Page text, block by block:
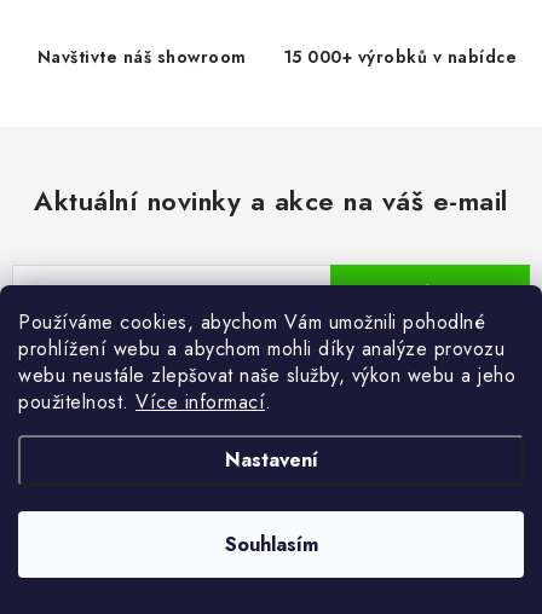
Používáme cookies, abychom Vám umožnili pohodlné
prohlížení webu a abychom mohli díky analýze provozu
webu neustále zlepšovat naše služby, výkon webu a jeho
použitelnost. Více informací.
Nastavení
Souhlasím
k
y
v
ý
p
u
Navštivte náš showroom 15 000+ výrobků v nabídce
Aktuální novinky a akce na váš e-mail
Vložením e-mailu souhlasíte s podmínkami ochrany osobních údajů
Pomůžeme vám s výběrem
Potřebujete s něčím poradit? Jsme tu pro vás!